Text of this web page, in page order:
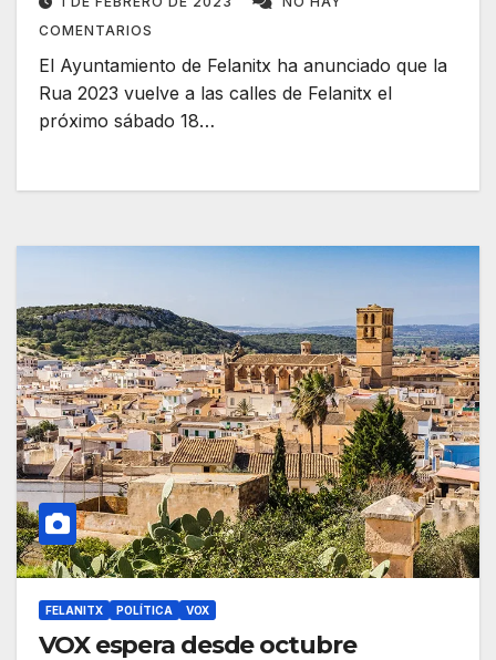
COMENTARIOS
El Ayuntamiento de Felanitx ha anunciado que la
Rua 2023 vuelve a las calles de Felanitx el
próximo sábado 18…
FELANITX POLÍTICA VOX
VOX espera desde octubre